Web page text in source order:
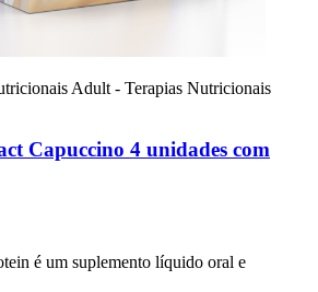
Adult - Terapias Nutricionais
Capuccino 4 unidades com
é um suplemento líquido oral e